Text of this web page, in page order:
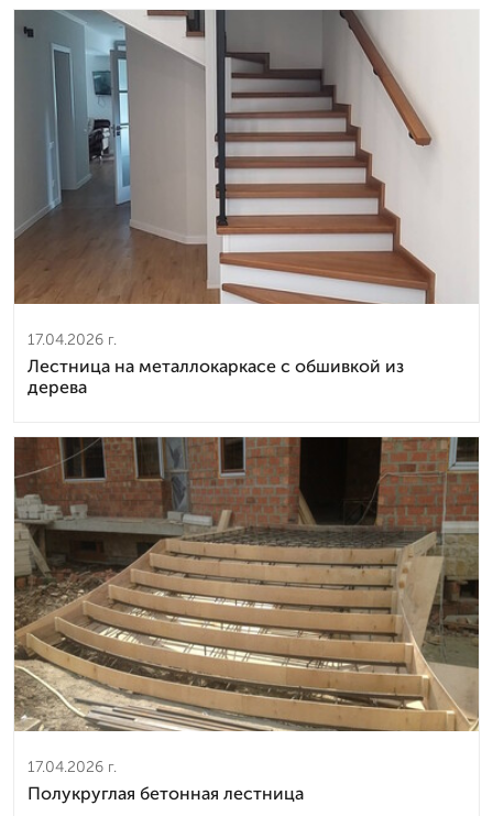
17.04.2026 г.
Лестница на металлокаркасе с обшивкой из
дерева
17.04.2026 г.
Полукруглая бетонная лестница